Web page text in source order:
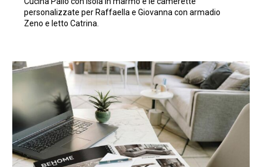
personalizzate per Raffaella e Giovanna con armadio
Zeno e letto Catrina.